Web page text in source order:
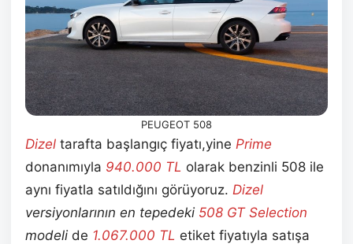
PEUGEOT 508
Dizel tarafta başlangıç fiyatı,yine Prime
donanımıyla 940.000 TL olarak benzinli 508 ile
aynı fiyatla satıldığını görüyoruz. Dizel
versiyonlarının en tepedeki 508 GT Selection
modeli de 1.067.000 TL etiket fiyatıyla satışa